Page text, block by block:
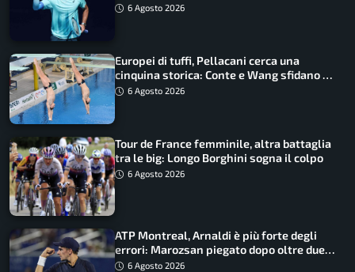
6 Agosto 2026
Europei di tuffi, Pellacani cerca una
cinquina storica: Conte e Wang sfidano la
piattaforma
6 Agosto 2026
Tour de France femminile, altra battaglia
tra le big: Longo Borghini sogna il colpo
6 Agosto 2026
ATP Montreal, Arnaldi è più forte degli
errori: Marozsan piegato dopo oltre due
ore6 Agosto 2026